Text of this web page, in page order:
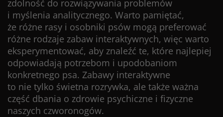
zdolność do rozwiązywania problemów
i myślenia analitycznego. Warto pamiętać,
że różne rasy i osobniki psów mogą preferować
różne rodzaje zabaw interaktywnych, więc warto
eksperymentować, aby znaleźć te, które najlepiej
odpowiadają potrzebom i upodobaniom
konkretnego psa. Zabawy interaktywne
to nie tylko świetna rozrywka, ale także ważna
część dbania o zdrowie psychiczne i fizyczne
naszych czworonogów.